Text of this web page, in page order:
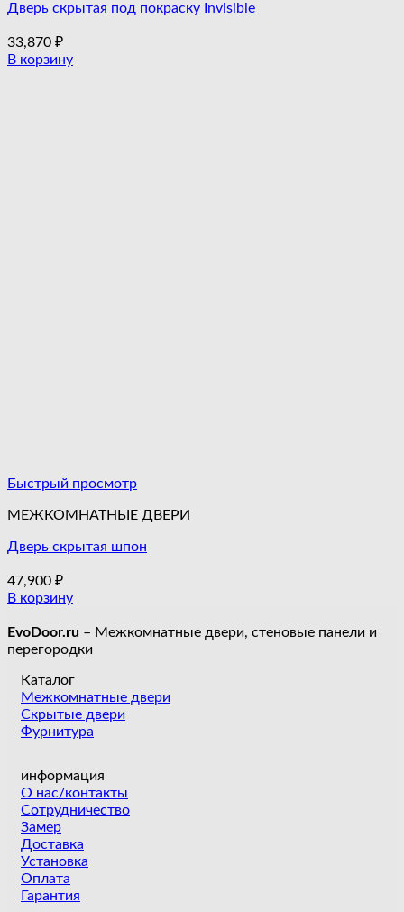
Дверь скрытая под покраску Invisible
33,870 ₽
В корзину
Быстрый просмотр
МЕЖКОМНАТНЫЕ ДВЕРИ
Дверь скрытая шпон
47,900 ₽
В корзину
EvoDoor.ru – Межкомнатные двери, стеновые панели и
перегородки
Каталог
Межкомнатные двери
Скрытые двери
Фурнитура
информация
О нас/контакты
Сотрудничество
Замер
Доставка
Установка
Оплата
Гарантия